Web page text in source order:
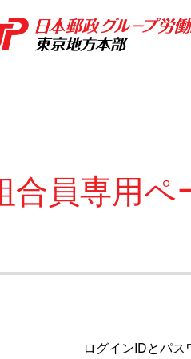
合員専用ペ
ログインIDとパ